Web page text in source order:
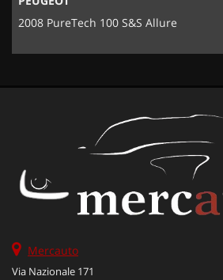
2008 PureTech 100 S&S Allure
Mercauto
Via Nazionale 171